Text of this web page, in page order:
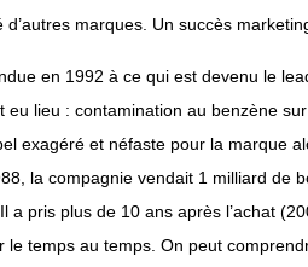
marques. Un succès
en 1992 à ce qui est devenu le
eu lieu : contamination au benzène
exagéré et néfaste pour la marque
la compagnie vendait 1 milliard de
pris plus de 10 ans après l’achat
temps au temps. On peut